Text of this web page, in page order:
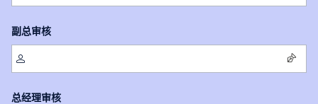
副总审核
 
总经理审核